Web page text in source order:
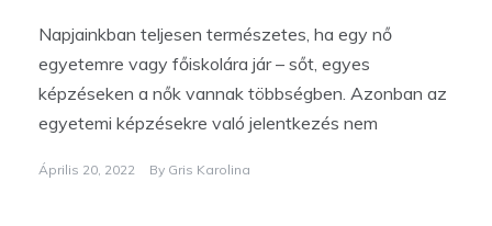
Napjainkban teljesen természetes, ha egy nő
egyetemre vagy főiskolára jár – sőt, egyes
képzéseken a nők vannak többségben. Azonban az
egyetemi képzésekre való jelentkezés nem
Április 20, 2022 By Gris Karolina